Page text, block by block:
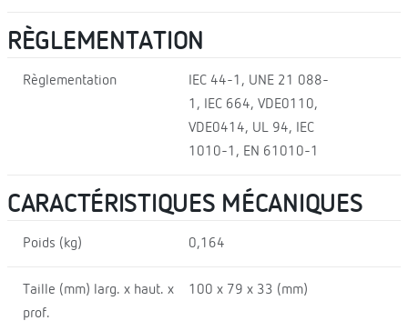
RÈGLEMENTATION
Règlementation
IEC 44-1, UNE 21 088-
1, IEC 664, VDE0110,
VDE0414, UL 94, IEC
1010-1, EN 61010-1
CARACTÉRISTIQUES MÉCANIQUES
Poids (kg) 0,164
Taille (mm) larg. x haut. x
prof.
100 x 79 x 33 (mm)